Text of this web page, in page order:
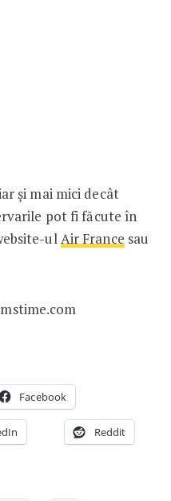
419 euro
și mai mici decât
pot fi făcute în
ulAir France sau
Facebook
Reddit